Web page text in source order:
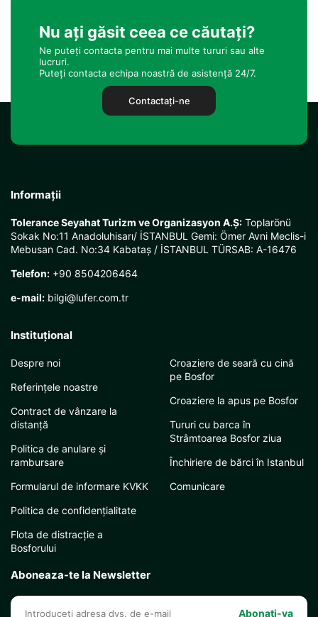
Nu ați găsit ceea ce căutați?
Ne puteți contacta pentru mai multe tururi sau alte
lucruri.
Puteți contacta echipa noastră de asistență 24/7.
Contactaţi-ne
Informații
Tolerance Seyahat Turizm ve Organizasyon A.Ş: Toplarönü
Sokak No:11 Anadoluhisarı/ İSTANBUL Gemi: Ömer Avni Meclis-i
Mebusan Cad. No:34 Kabataş / İSTANBUL TÜRSAB: A-16476
Telefon: +90 8504206464
e-mail: bilgi@lufer.com.tr
Instituţional
Despre noi
Referințele noastre
Contract de vânzare la
distanță
Politica de anulare și
rambursare
Formularul de informare KVKK
Politica de confidențialitate
Flota de distracție a
Bosforului
Croaziere de seară cu cină
pe Bosfor
Croaziere la apus pe Bosfor
Tururi cu barca în
Strâmtoarea Bosfor ziua
Închiriere de bărci în Istanbul
Comunicare
Aboneaza-te la Newsletter
Abonati-va